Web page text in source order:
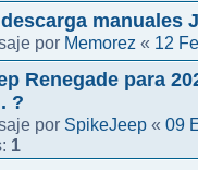
manuales
por Memorez « 12
Renegade para
?
por SpikeJeep « 09
1